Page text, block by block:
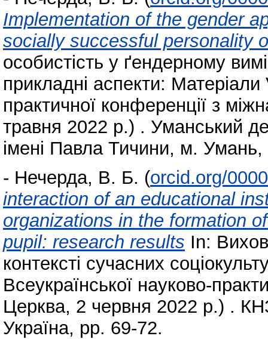
Implementation of the gender
socially successful personality
особистість у ґендерному
прикладні аспекти:
практичної конференції з
травня 2022 р.) . Уманський
імені Павла Тичини, м. Умань,
- Нечерда, В. Б. (orcid.org/
interaction of an educational
organizations in the formation
pupil: research results In:
контексті сучасних
Всеукраїнської науково-
Церква, 2 червня 2022 р.) .
Україна, pp. 69-72.